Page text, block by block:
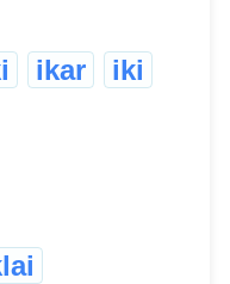
ikar iki